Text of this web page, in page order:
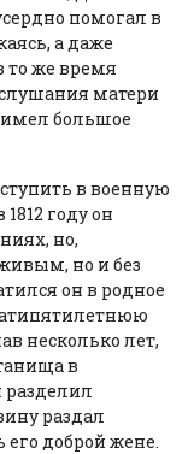
помогал в
а даже
то же время
матери
имел большое
в военную
году он
но,
но и без
он в родное
несколько лет,
в
разделил
раздал
доброй жене.